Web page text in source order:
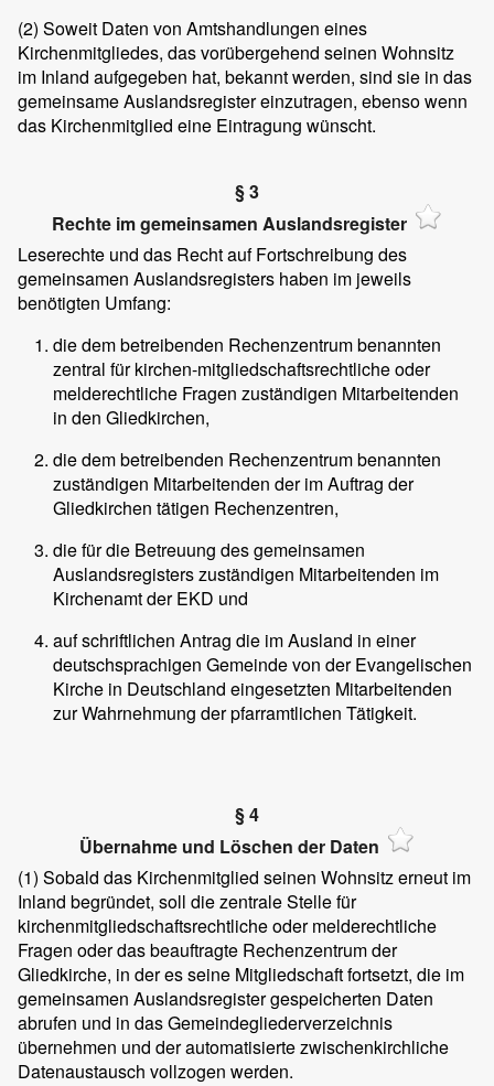
(2) Soweit Daten von Amtshandlungen eines
Kirchenmitgliedes, das vorübergehend seinen Wohnsitz
im Inland aufgegeben hat, bekannt werden, sind sie in das
gemeinsame Auslandsregister einzutragen, ebenso wenn
das Kirchenmitglied eine Eintragung wünscht.
§ 3
Rechte im gemeinsamen Auslandsregister
Leserechte und das Recht auf Fortschreibung des
gemeinsamen Auslandsregisters haben im jeweils
benötigten Umfang:
die dem betreibenden Rechenzentrum benannten
zentral für kirchen-mitgliedschaftsrechtliche oder
melderechtliche Fragen zuständigen Mitarbeitenden
in den Gliedkirchen,
die dem betreibenden Rechenzentrum benannten
zuständigen Mitarbeitenden der im Auftrag der
Gliedkirchen tätigen Rechenzentren,
die für die Betreuung des gemeinsamen
Auslandsregisters zuständigen Mitarbeitenden im
Kirchenamt der EKD und
auf schriftlichen Antrag die im Ausland in einer
deutschsprachigen Gemeinde von der Evangelischen
Kirche in Deutschland eingesetzten Mitarbeitenden
zur Wahrnehmung der pfarramtlichen Tätigkeit.
§ 4
Übernahme und Löschen der Daten
(1) Sobald das Kirchenmitglied seinen Wohnsitz erneut im
Inland begründet, soll die zentrale Stelle für
kirchenmitgliedschaftsrechtliche oder melderechtliche
Fragen oder das beauftragte Rechenzentrum der
Gliedkirche, in der es seine Mitgliedschaft fortsetzt, die im
gemeinsamen Auslandsregister gespeicherten Daten
abrufen und in das Gemeindegliederverzeichnis
übernehmen und der automatisierte zwischenkirchliche
Datenaustausch vollzogen werden.